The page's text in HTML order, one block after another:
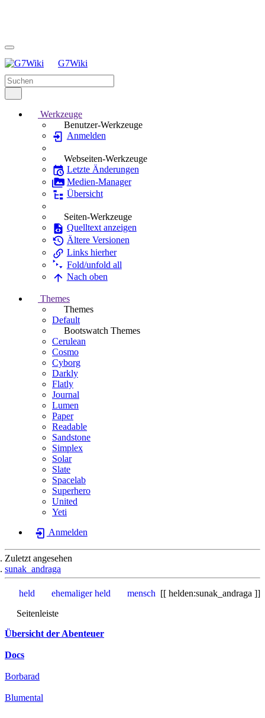
G7Wiki
Werkzeuge
Benutzer-Werkzeuge
Anmelden
Webseiten-Werkzeuge
Letzte Änderungen
Medien-Manager
Übersicht
Seiten-Werkzeuge
Quelltext anzeigen
Ältere Versionen
Links hierher
Fold/unfold all
Nach oben
Themes
Themes
Default
Bootswatch Themes
Cerulean
Cosmo
Cyborg
Darkly
Flatly
Journal
Lumen
Paper
Readable
Sandstone
Simplex
Solar
Slate
Spacelab
Superhero
United
Yeti
Anmelden
Zuletzt angesehen
sunak_andraga
held ehemaliger held mensch
helden:sunak_andraga
Seitenleiste
Übersicht der Abenteuer
Docs
Borbarad
Blumental